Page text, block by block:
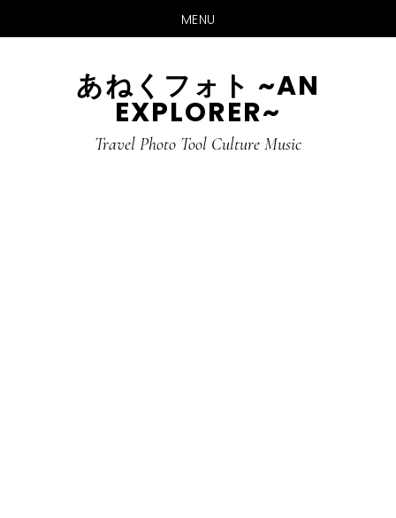
MENU
あねくフォト ~AN
EXPLORER~
Travel Photo Tool Culture Music